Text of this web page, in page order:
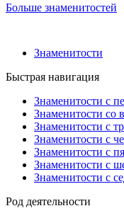
Больше знаменитостей
Знаменитости
Быстрая навигация
Знаменитости с
Знаменитости со
Знаменитости с
Знаменитости с
Знаменитости с
Знаменитости с
Знаменитости с
Род деятельности